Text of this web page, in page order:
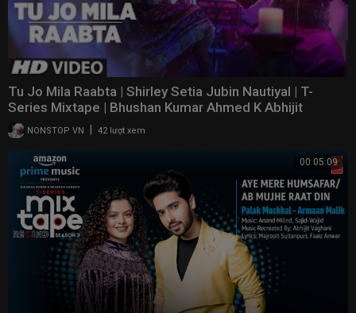
Tu Jo Mila Raabta | Shirley Setia Jubin Nautiyal | T-
Series Mixtape | Bhushan Kumar Ahmed K Abhijit
NONSTOP VN | 42 lượt xem
00:05:09